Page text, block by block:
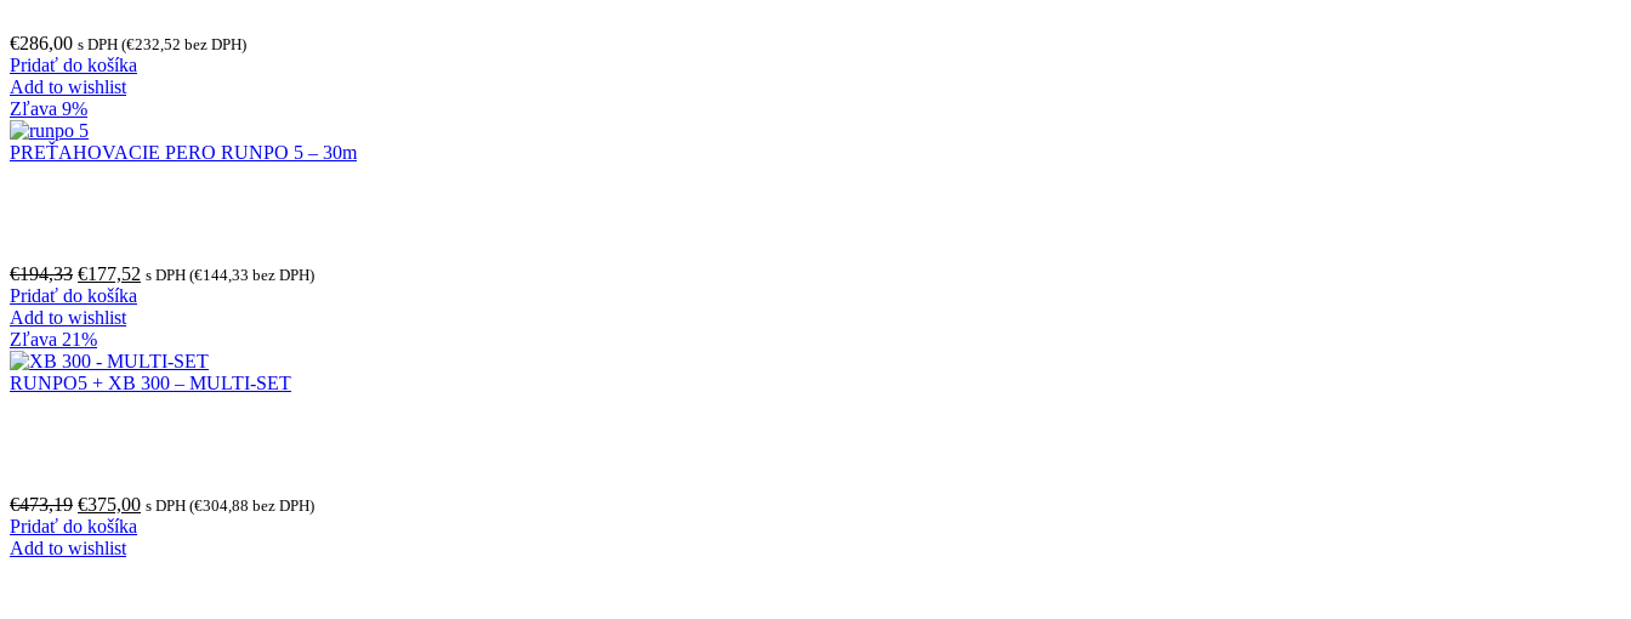
€286,00 s DPH (€232,52 bez DPH)
Pridať do košíka
Add to wishlist
Zľava 9%
PREŤAHOVACIE PERO RUNPO 5 – 30m
€194,33 €177,52 s DPH (€144,33 bez DPH)
Pridať do košíka
Add to wishlist
Zľava 21%
RUNPO5 + XB 300 – MULTI-SET
€473,19 €375,00 s DPH (€304,88 bez DPH)
Pridať do košíka
Add to wishlist